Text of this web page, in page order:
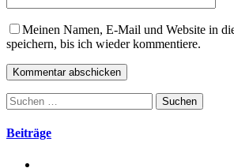
Meinen Namen, E-Mail und Website in
speichern, bis ich wieder kommentiere.
Suchen
nach:
Beiträge